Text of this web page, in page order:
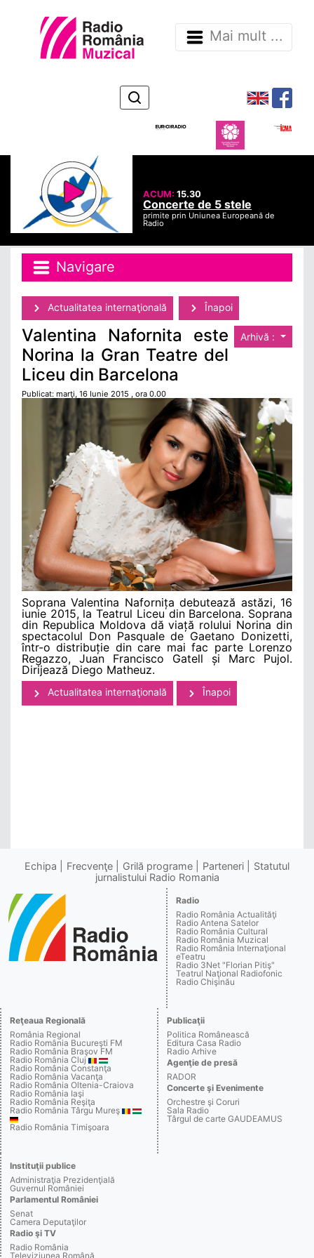
Mai mult ...
ACUM:15.30
Concerte de 5 stele
primite prin Uniunea Europeană de
Radio
Navigare
Actualitatea internaţională Înapoi
Arhivă :
Valentina Nafornita este
Norina la Gran Teatre del
Liceu din Barcelona
Publicat: marţi, 16 Iunie 2015 , ora 0.00
Soprana Valentina Nafornița debutează astăzi, 16
iunie 2015, la Teatrul Liceu din Barcelona. Soprana
din Republica Moldova dă viață rolului Norina din
spectacolul Don Pasquale de Gaetano Donizetti,
într-o distribuție din care mai fac parte Lorenzo
Regazzo, Juan Francisco Gatell și Marc Pujol.
Dirijează Diego Matheuz.
Actualitatea internaţională Înapoi
Echipa Frecvenţe Grilă programe Parteneri
Statutul
jurnalistului Radio Romania
Radio
Radio România Actualităţi
Radio Antena Satelor
Radio România Cultural
Radio România Muzical
Radio România Internaţional
eTeatru
Radio 3Net "Florian Pitiş"
Teatrul Naţional Radiofonic
Radio Chişinău
Reţeaua Regională
România Regional
Radio România Bucureşti FM
Radio România Braşov FM
Radio România Cluj
Radio România Constanţa
Radio România Vacanţa
Radio România Oltenia-Craiova
Radio România Iaşi
Radio România Reşiţa
Radio România Târgu Mureş
Radio România Timişoara
Publicaţii
Politica Românească
Editura Casa Radio
Radio Arhive
Agenţie de presă
RADOR
Concerte şi Evenimente
Orchestre şi Coruri
Sala Radio
Târgul de carte GAUDEAMUS
Instituţii publice
Administraţia Prezidenţială
Guvernul României
Parlamentul României
Senat
Camera Deputaţilor
Radio şi TV
Radio România
Televiziunea Română